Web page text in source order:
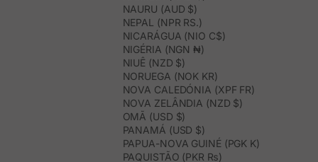
NAURU (AUD $)
NEPAL (NPR RS.)
NICARÁGUA (NIO C$)
NIGÉRIA (NGN ₦)
NIUÊ (NZD $)
NORUEGA (NOK KR)
NOVA CALEDÓNIA (XPF FR)
NOVA ZELÂNDIA (NZD $)
OMÃ (USD $)
PANAMÁ (USD $)
PAPUA-NOVA GUINÉ (PGK K)
PAQUISTÃO (PKR ₨)